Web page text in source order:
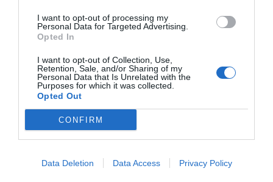
I want to opt-out of processing my
Personal Data for Targeted Advertising.
Opted In
I want to opt-out of Collection, Use,
Retention, Sale, and/or Sharing of my
Personal Data that Is Unrelated with the
Purposes for which it was collected.
Opted Out
CONFIRM
Data Deletion Data Access Privacy Policy